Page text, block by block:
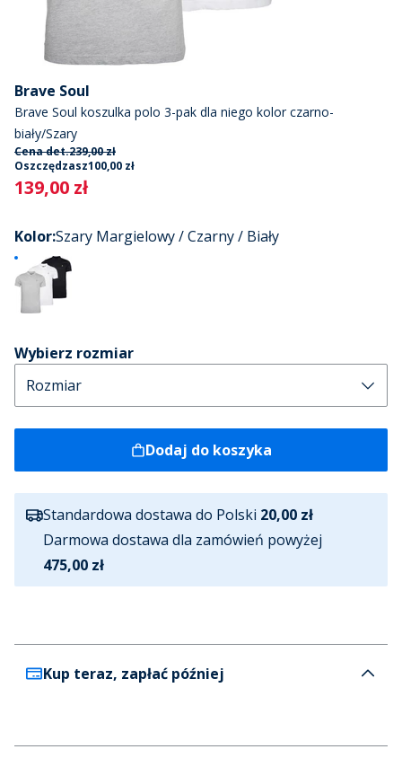
Brave Soul
Brave Soul koszulka polo 3-pak dla niego kolor czarno-
biały/Szary
Cena det.239,00 zł
Oszczędzasz100,00 zł
Current
139,00 zł
Kolor:Szary Margielowy / Czarny / Biały
Wybierz rozmiar
Dodaj do koszyka
Standardowa dostawa do Polski 20,00 zł
Darmowa dostawa dla zamówień powyżej
475,00 zł
Kup teraz, zapłać później